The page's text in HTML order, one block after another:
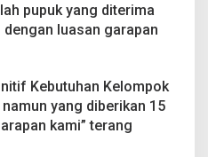
pupuk yang diterima
luasan garapan
Kebutuhan Kelompok
yang diberikan 15
kami” terang